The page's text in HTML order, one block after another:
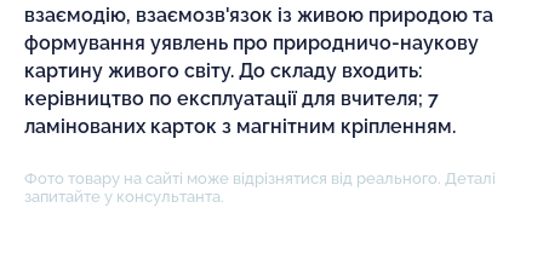
взаємодію, взаємозв'язок із живою природою та
формування уявлень про природничо-наукову
картину живого світу. До складу входить:
керівництво по експлуатації для вчителя; 7
ламінованих карток з магнітним кріпленням.
Фото товару на сайті може відрізнятися від реального. Деталі
запитайте у консультанта.